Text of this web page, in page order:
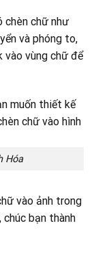
chèn chữ như
và phóng to,
vào vùng chữ để
Hóa
vào ảnh trong
bạn thành